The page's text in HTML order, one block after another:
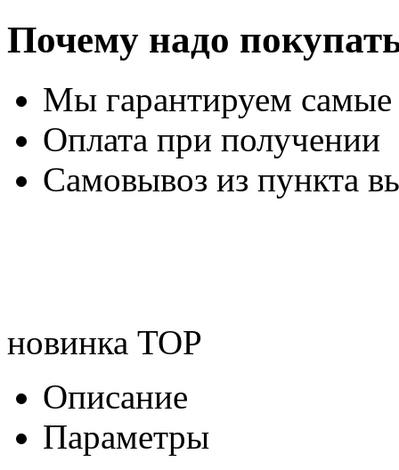
Почему надо
Мы гарантируем
Оплата при получении
Самовывоз из пункта
новинка TOP
Описание
Параметры